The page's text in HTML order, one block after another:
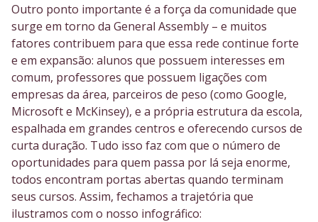
Outro ponto importante é a força da comunidade que
surge em torno da General Assembly – e muitos
fatores contribuem para que essa rede continue forte
e em expansão: alunos que possuem interesses em
comum, professores que possuem ligações com
empresas da área, parceiros de peso (como Google,
Microsoft e McKinsey), e a própria estrutura da escola,
espalhada em grandes centros e oferecendo cursos de
curta duração. Tudo isso faz com que o número de
oportunidades para quem passa por lá seja enorme,
todos encontram portas abertas quando terminam
seus cursos. Assim, fechamos a trajetória que
ilustramos com o nosso infográfico: